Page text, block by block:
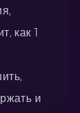
как 1
и